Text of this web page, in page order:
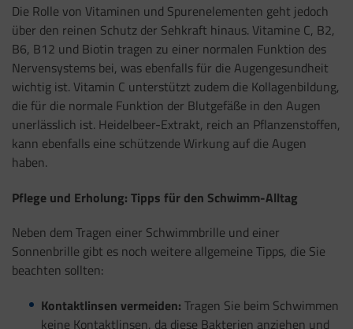
Die Rolle von Vitaminen und Spurenelementen geht jedoch
über den reinen Schutz der Sehkraft hinaus. Vitamine C, B2,
B6, B12 und Biotin tragen zu einer normalen Funktion des
Nervensystems bei, was ebenfalls für die Augengesundheit
wichtig ist. Vitamin C unterstützt zudem die Kollagenbildung,
die für die normale Funktion der Blutgefäße in den Augen
unerlässlich ist. Heidelbeer-Extrakt, reich an Pflanzenstoffen,
kann ebenfalls eine schützende Wirkung auf die Augen
haben.
Pflege und Erholung: Tipps für den Schwimm-Alltag
Neben dem Tragen einer Schwimmbrille und einer
Sonnenbrille gibt es noch weitere allgemeine Tipps, die Sie
beachten sollten:
Kontaktlinsen vermeiden: Tragen Sie beim Schwimmen
keine Kontaktlinsen, da diese Bakterien anziehen und